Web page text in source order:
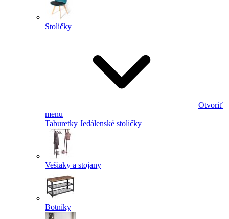
Stoličky
Otvoriť
menu
Taburetky Jedálenské stoličky
Vešiaky a stojany
Botníky